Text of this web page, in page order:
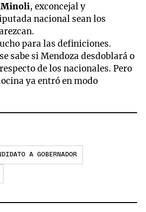
Minoli, exconcejal y
nacional sean los
para las definiciones.
sabe si Mendoza desdoblará o
de los nacionales. Pero
ya entró en modo
A GOBERNADOR